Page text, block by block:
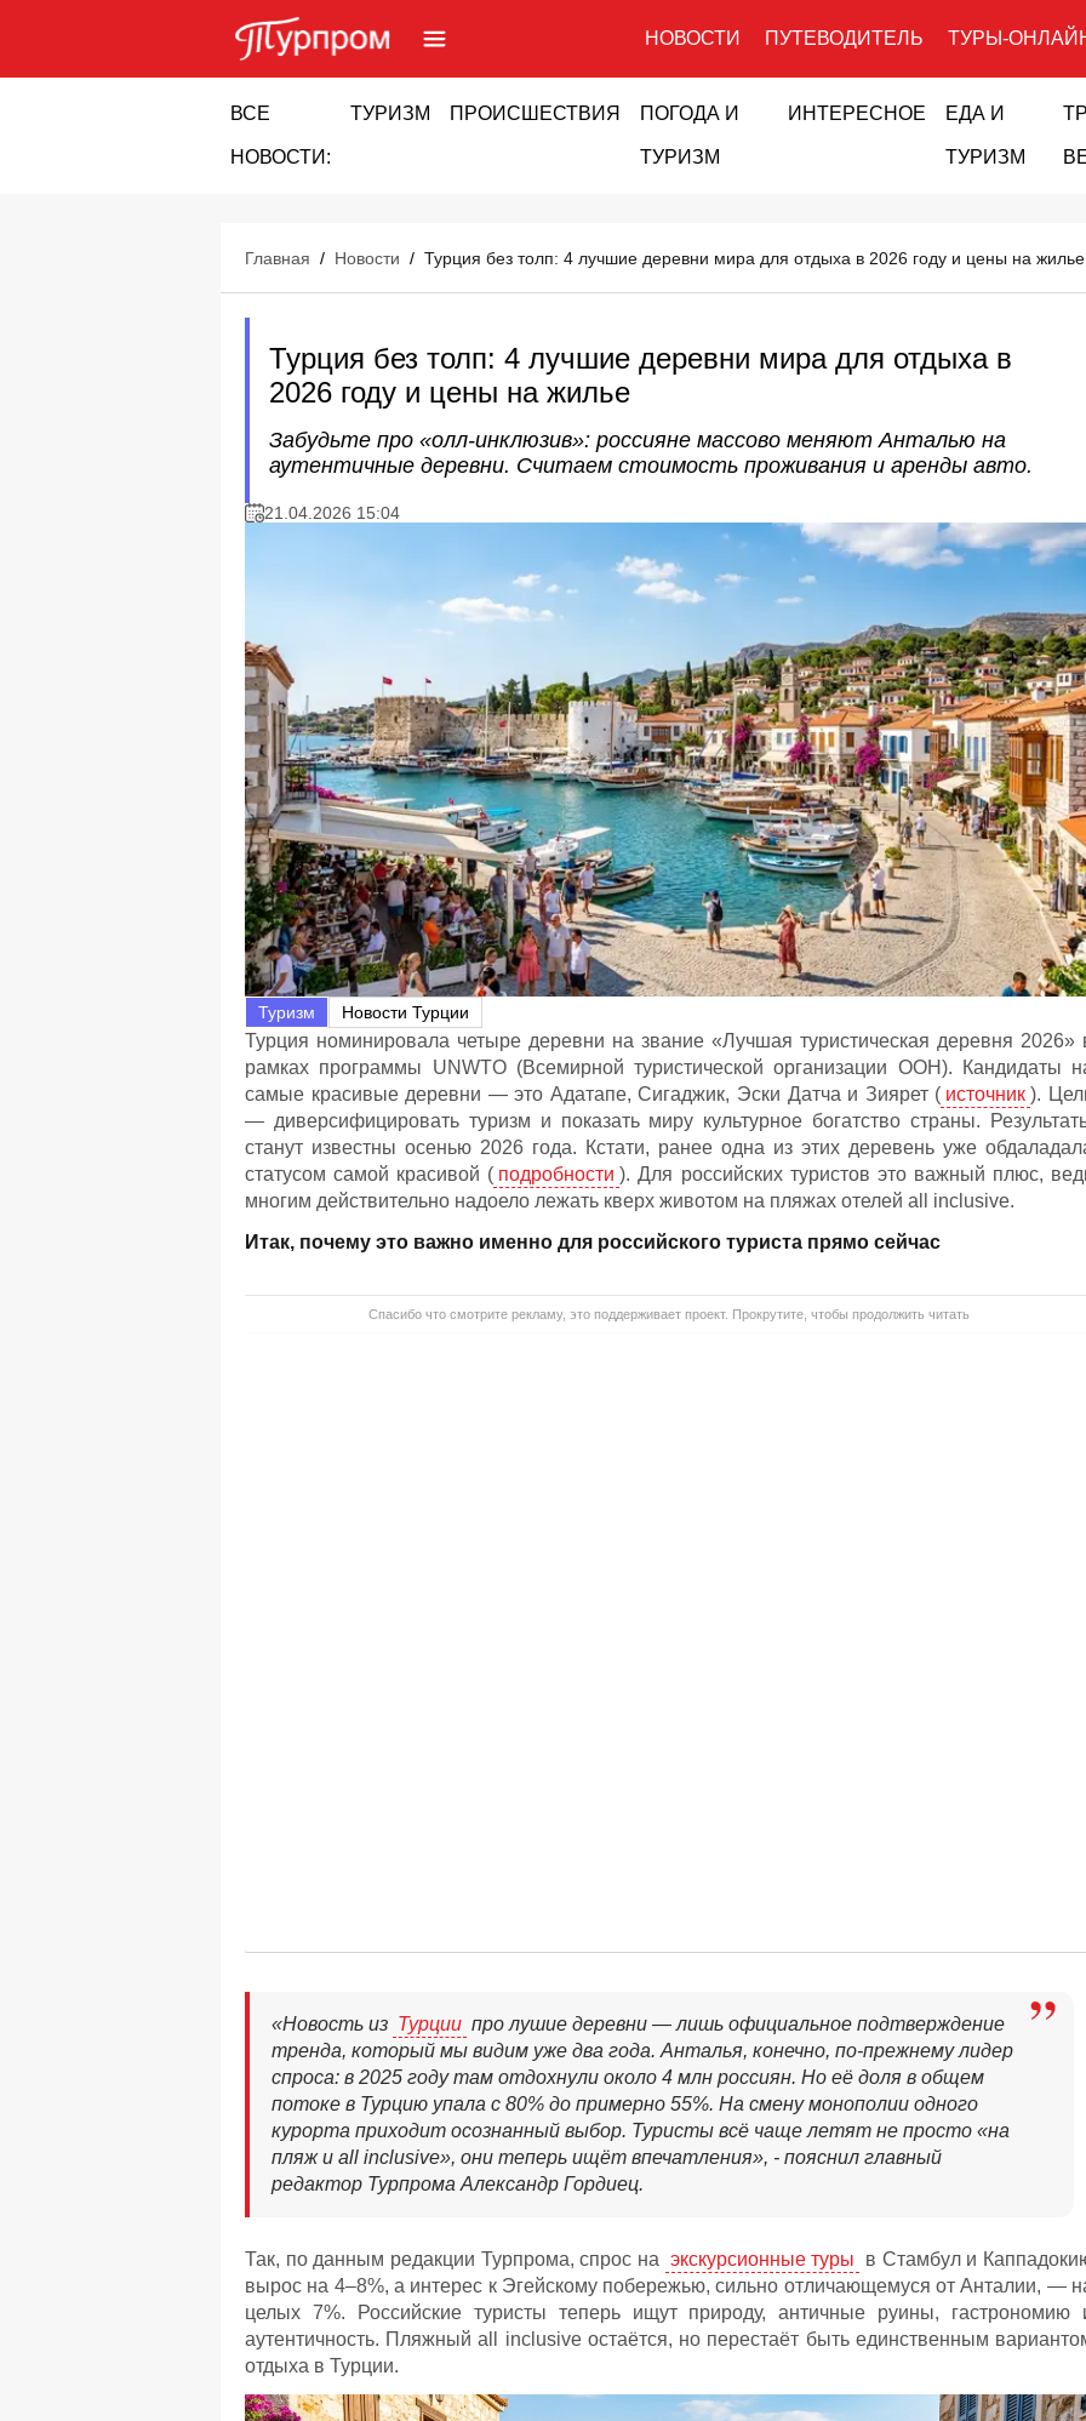
НОВОСТИ ПУТЕВОДИТЕЛЬ ТУРЫ-
ВСЕ
НОВОСТИ:
ТУРИЗМ ПРОИСШЕСТВИЯ ПОГОДА И
ТУРИЗМ
ИНТЕРЕСНОЕ ЕДА И
ТУРИЗМ
Главная / Новости / Турция без толп: 4 лучшие деревни мира для отдыха в 2026 году и цены на жилье
Турция без толп: 4 лучшие деревни мира для отдыха в
2026 году и цены на жилье
Забудьте про «олл-инклюзив»: россияне массово меняют Анталью на
аутентичные деревни. Считаем стоимость проживания и аренды авто.
21.04.2026 15:04
Туризм Новости Турции
Турция номинировала четыре деревни на звание «Лучшая туристическая деревня 2026»
рамках программы UNWTO (Всемирной туристической организации ООН). Кандидаты
самые красивые деревни — это Адатапе, Сигаджик, Эски Датча и Зиярет ( источник ).
— диверсифицировать туризм и показать миру культурное богатство страны.
станут известны осенью 2026 года. Кстати, ранее одна из этих деревень уже
статусом самой красивой ( подробности ). Для российских туристов это важный плюс,
многим действительно надоело лежать кверх животом на пляжах отелей all inclusive.
Итак, почему это важно именно для российского туриста прямо сейчас
Спасибо что смотрите рекламу, это поддерживает проект. Прокрутите, чтобы продолжить читать
«Новость из Турции про лушие деревни — лишь официальное подтверждение
тренда, который мы видим уже два года. Анталья, конечно, по-прежнему лидер
спроса: в 2025 году там отдохнули около 4 млн россиян. Но её доля в общем
потоке в Турцию упала с 80% до примерно 55%. На смену монополии одного
курорта приходит осознанный выбор. Туристы всё чаще летят не просто «на
пляж и all inclusive», они теперь ищёт впечатления», - пояснил главный
редактор Турпрома Александр Гордиец.
Так, по данным редакции Турпрома, спрос на экскурсионные туры
в Стамбул и
вырос на 4–8%, а интерес к Эгейскому побережью, сильно отличающемуся от Анталии, —
целых 7%. Российские туристы теперь ищут природу, античные руины, гастрономию
аутентичность. Пляжный all inclusive остаётся, но перестаёт быть единственным
отдыха в Турции.